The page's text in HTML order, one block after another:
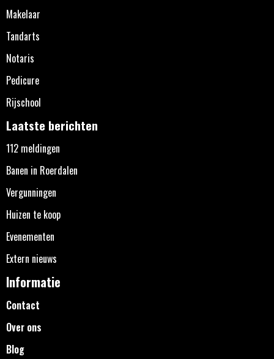
Makelaar
Tandarts
Notaris
Pedicure
Rijschool
Laatste berichten
112 meldingen
Banen in Roerdalen
Vergunningen
Huizen te koop
Evenementen
Extern nieuws
Informatie
Contact
Over ons
Blog